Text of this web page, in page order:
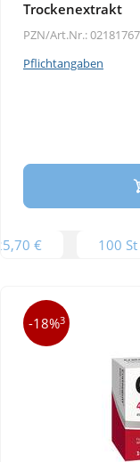
Trockenextrakt
PZN/Art.Nr.:
Pflichtangaben
€ 100
-18%3